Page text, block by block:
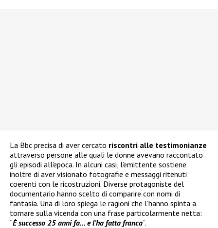
La Bbc precisa di aver cercato riscontri alle testimonianze
attraverso persone alle quali le donne avevano raccontato
gli episodi all’epoca. In alcuni casi, l’emittente sostiene
inoltre di aver visionato fotografie e messaggi ritenuti
coerenti con le ricostruzioni. Diverse protagoniste del
documentario hanno scelto di comparire con nomi di
fantasia. Una di loro spiega le ragioni che l’hanno spinta a
tornare sulla vicenda con una frase particolarmente netta:
“È successo 25 anni fa… e l’ha fatta franca“.